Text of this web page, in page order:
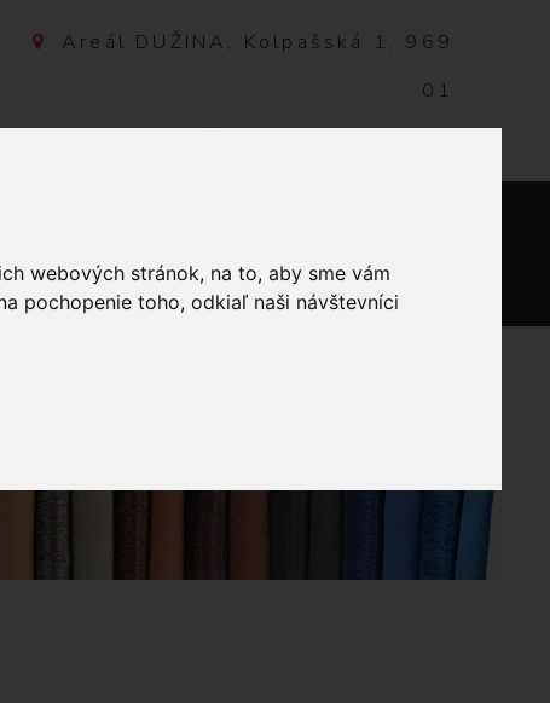
webových stránok, na to, aby sme vám
pochopenie toho, odkiaľ naši návštevníci
Areál DUŽINA, Kolpašská 1, 969
01